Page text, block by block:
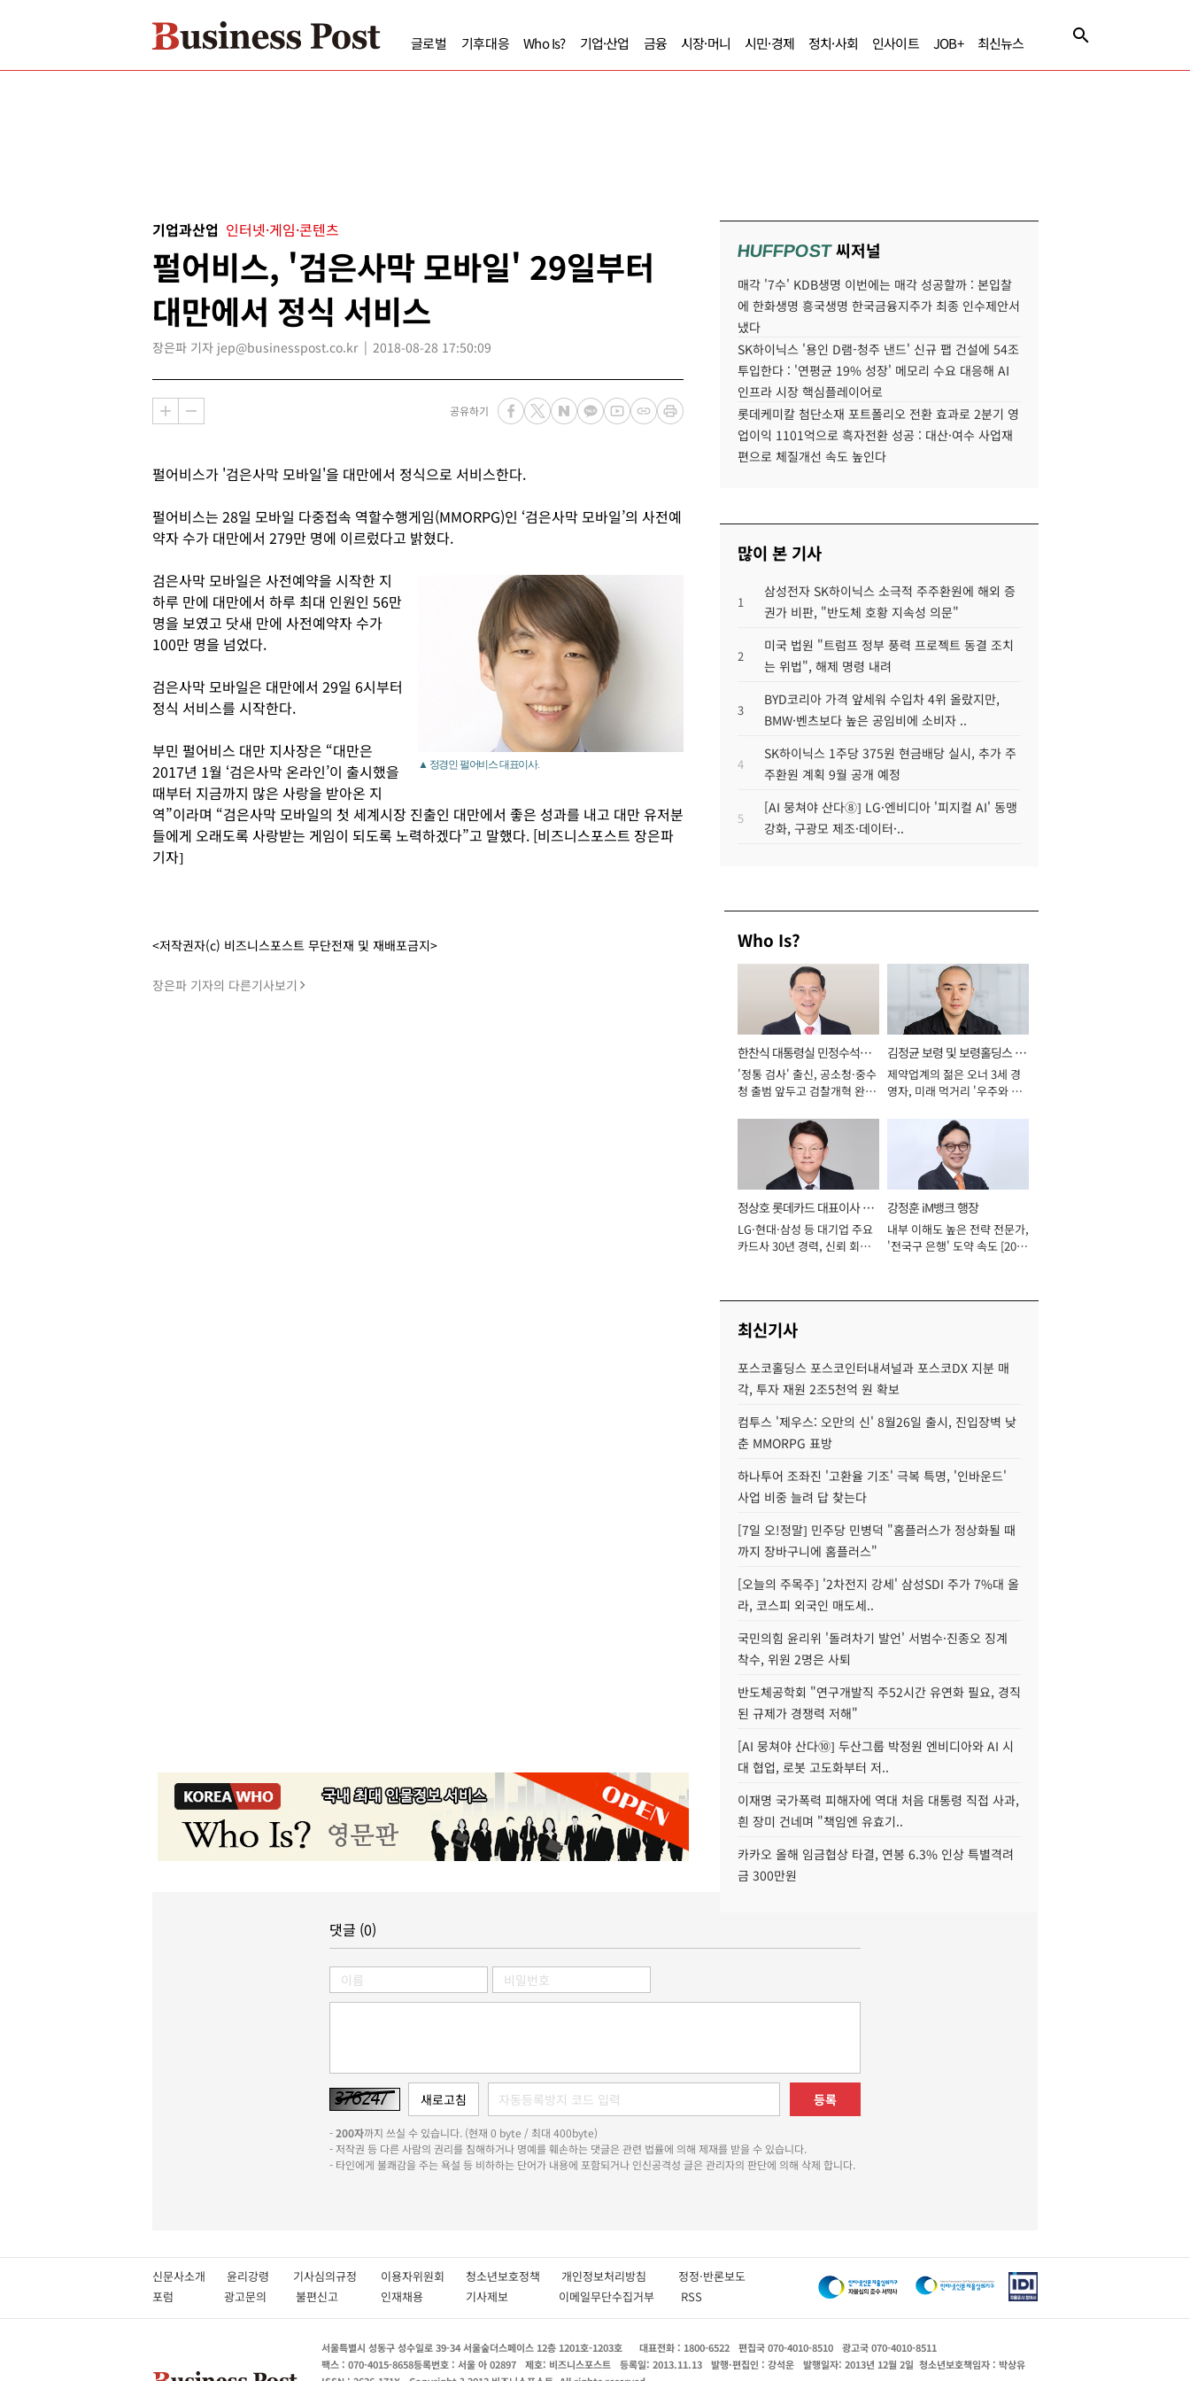
글로벌 기후대응 Who Is? 기업·산업 금융 시장·머니 시민·경제 정치·사회 인사이트 JOB+ 최신뉴스
기업과산업 인터넷·게임·콘텐츠
펄어비스, '검은사막 모바일' 29일부터
대만에서 정식 서비스
장은파 기자 jep@businesspost.co.kr 2018-08-28 17:50:09
공유하기
펄어비스가 '검은사막 모바일'을 대만에서 정식으로 서비스한다.
펄어비스는 28일 모바일 다중접속 역할수행게임(MMORPG)인 ‘검은사막 모바일’의 사전예
약자 수가 대만에서 279만 명에 이르렀다고 밝혔다.
▲ 정경인 펄어비스 대표이사.
검은사막 모바일은 사전예약을 시작한 지
하루 만에 대만에서 하루 최대 인원인 56만
명을 보였고 닷새 만에 사전예약자 수가
100만 명을 넘었다.
검은사막 모바일은 대만에서 29일 6시부터
정식 서비스를 시작한다.
부민 펄어비스 대만 지사장은 “대만은
2017년 1월 ‘검은사막 온라인’이 출시했을
때부터 지금까지 많은 사랑을 받아온 지
역”이라며 “검은사막 모바일의 첫 세계시장 진출인 대만에서 좋은 성과를 내고 대만 유저분
들에게 오래도록 사랑받는 게임이 되도록 노력하겠다”고 말했다. [비즈니스포스트 장은파
기자]
<저작권자(c) 비즈니스포스트 무단전재 및 재배포금지>
장은파 기자의 다른기사보기
HUFFPOST씨저널
매각 '7수' KDB생명 이번에는 매각 성공할까 : 본입찰
에 한화생명 흥국생명 한국금융지주가 최종 인수제안서
냈다
SK하이닉스 '용인 D램-청주 낸드' 신규 팹 건설에 54조
투입한다 : '연평균 19% 성장' 메모리 수요 대응해 AI
인프라 시장 핵심플레이어로
롯데케미칼 첨단소재 포트폴리오 전환 효과로 2분기 영
업이익 1101억으로 흑자전환 성공 : 대산·여수 사업재
편으로 체질개선 속도 높인다
많이 본 기사
1
삼성전자 SK하이닉스 소극적 주주환원에 해외 증
권가 비판, "반도체 호황 지속성 의문"
2
미국 법원 "트럼프 정부 풍력 프로젝트 동결 조치
는 위법", 해제 명령 내려
3
BYD코리아 가격 앞세워 수입차 4위 올랐지만,
BMW·벤츠보다 높은 공임비에 소비자 ..
4
SK하이닉스 1주당 375원 현금배당 실시, 추가 주
주환원 계획 9월 공개 예정
5
[AI 뭉쳐야 산다⑧] LG·엔비디아 '피지컬 AI' 동맹
강화, 구광모 제조·데이터·..
Who Is?
한찬식 대통령실 민정수석비
서관
'정통 검사' 출신, 공소청·중수
청 출범 앞두고 검찰개혁 완수
김정균 보령 및 보령홀딩스 대
표이사 사장
제약업계의 젊은 오너 3세 경
영자, 미래 먹거리 '우주와 헬
정상호 롯데카드 대표이사 사
장
LG·현대·삼성 등 대기업 주요
카드사 30년 경력, 신뢰 회복
강정훈 iM뱅크 행장
내부 이해도 높은 전략 전문가,
'전국구 은행' 도약 속도 [2026
최신기사
포스코홀딩스 포스코인터내셔널과 포스코DX 지분 매
각, 투자 재원 2조5천억 원 확보
컴투스 '제우스: 오만의 신' 8월26일 출시, 진입장벽 낮
춘 MMORPG 표방
하나투어 조좌진 '고환율 기조' 극복 특명, '인바운드'
사업 비중 늘려 답 찾는다
[7일 오!정말] 민주당 민병덕 "홈플러스가 정상화될 때
까지 장바구니에 홈플러스"
[오늘의 주목주] '2차전지 강세' 삼성SDI 주가 7%대 올
라, 코스피 외국인 매도세..
국민의힘 윤리위 '돌려차기 발언' 서범수·진종오 징계
착수, 위원 2명은 사퇴
반도체공학회 "연구개발직 주52시간 유연화 필요, 경직
된 규제가 경쟁력 저해"
[AI 뭉쳐야 산다⑩] 두산그룹 박정원 엔비디아와 AI 시
대 협업, 로봇 고도화부터 저..
이재명 국가폭력 피해자에 역대 처음 대통령 직접 사과,
흰 장미 건네며 "책임엔 유효기..
카카오 올해 임금협상 타결, 연봉 6.3% 인상 특별격려
금 300만원
댓글 (0)
등록
-200자까지 쓰실 수 있습니다. (현재 0 byte / 최대 400byte)
- 저작권 등 다른 사람의 권리를 침해하거나 명예를 훼손하는 댓글은 관련 법률에 의해 제재를 받을 수 있습니다.
- 타인에게 불쾌감을 주는 욕설 등 비하하는 단어가 내용에 포함되거나 인신공격성 글은 관리자의 판단에 의해 삭제 합니다.
신문사소개 윤리강령 기사심의규정 이용자위원회 청소년보호정책 개인정보처리방침 정정·반론보도
포럼
광고문의 불편신고 인재채용 기사제보 이메일무단수집거부 RSS
서울특별시 성동구 성수일로 39-34 서울숲더스페이스 12층 1201호-1203호 대표전화 : 1800-6522 편집국 070-4010-8510
광고국 070-4010-8511
팩스 : 070-4015-8658등록번호 : 서울 아 02897 제호: 비즈니스포스트 등록일: 2013.11.13 발행·편집인 : 강석운 발행일자: 2013년 12월 2일 청소년보호책임자 : 박상유